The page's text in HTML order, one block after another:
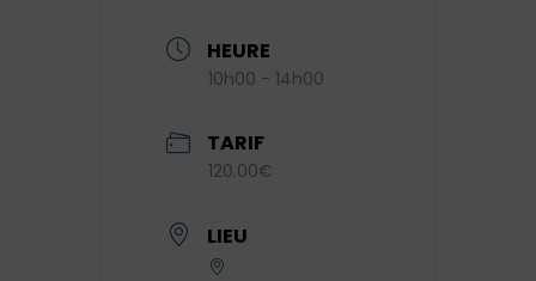
HEURE
10h00 - 14h00
TARIF
120.00€
LIEU